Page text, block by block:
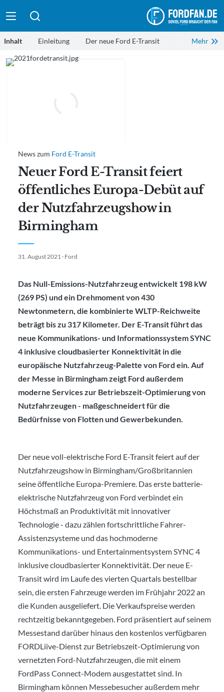
Suche absenden
Neuer Ford E-Transit feiert
öffentliches Europa-Debüt auf
der Nutzfahrzeugshow in
Birmingham
News zum Ford E-Transit
31. August 2021 · Ford
Das Null-Emissions-Nutzfahrzeug entwickelt 198 kW
(269 PS) und ein Drehmoment von 430
Newtonmetern, die kombinierte WLTP-Reichweite
beträgt bis zu 317 Kilometer. Der E-Transit führt das
neue Kommunikations- und Informationssystem SYNC
4 inklusive cloudbasierter Konnektivität in die
europäische Nutzfahrzeug-Palette von Ford ein. Auf
der Messe in Birmingham zeigt Ford außerdem
moderne Services zur Betriebszeit-Optimierung von
Nutzfahrzeugen - maßgeschneidert für die
Bedürfnisse von Flotten und Gewerbekunden.
Der neue voll-elektrische Ford E-Transit feiert auf der
Nutzfahrzeugshow in Birmingham/Großbritannien
seine öffentliche Europa-Premiere. Das erste batterie-
elektrische Nutzfahrzeug von Ford verbindet ein
Höchstmaß an Produktivität mit innovativer
Technologie - dazu zählen fortschrittliche Fahrer-
Assistenzsysteme und das hochmoderne
Kommunikations- und Entertainmentsystem SYNC 4
inklusive cloudbasierter Konnektivität. Der neue E-
Transit wird im Laufe des vierten Quartals bestellbar
sein, die ersten Fahrzeuge werden im Frühjahr 2022 an
die Kunden ausgeliefert. Die Verkaufspreise werden
rechtzeitig bekanntgegeben. Ford präsentiert auf seinem
Messestand darüber hinaus den kostenlos verfügbaren
FORDLiive-Dienst zur Betriebszeit-Optimierung von
vernetzten Ford-Nutzfahrzeugen, die mit einem
FordPass Connect-Modem ausgestattet sind. In
Birmingham können Messebesucher außerdem mehr
Inhalt Einleitung Der neue Ford E-Transit
E-Transit: Vielzahl an Konfigurations-Möglichkeiten
Praxisversuche angelaufen